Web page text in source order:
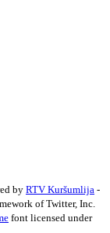
by RTV Kuršumlija -
of Twitter, Inc.
font licensed under